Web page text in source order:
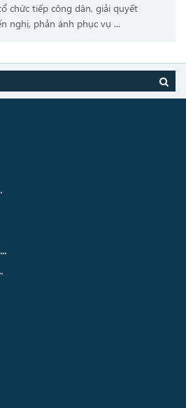
chức tiếp công dân, giải quyết
nghị, phản ánh phục vụ ...